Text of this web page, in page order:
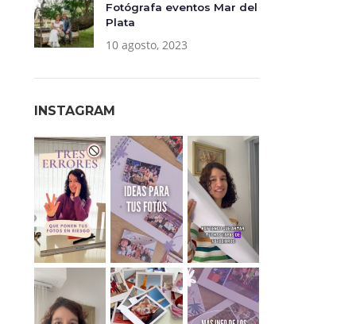
Fotógrafa eventos Mar del
Plata
10 agosto, 2023
INSTAGRAM